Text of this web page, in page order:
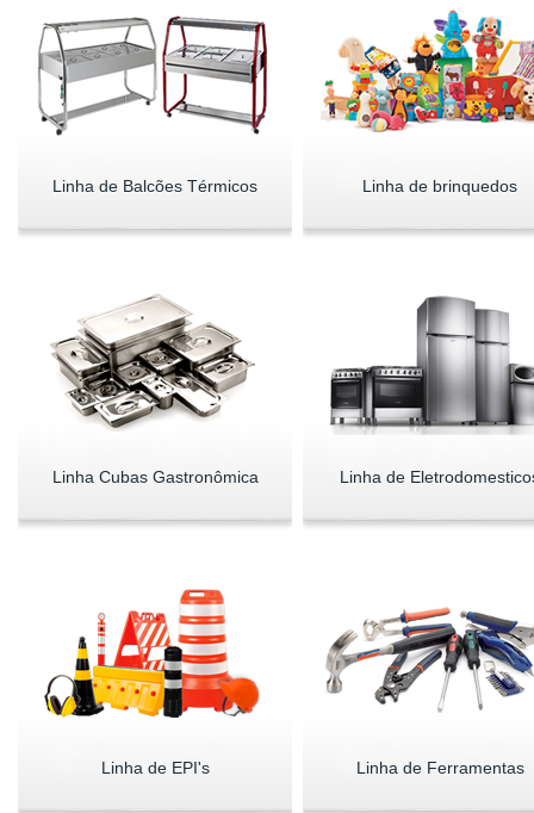
Linha de Balcões Térmicos Linha de brinquedos
Linha Cubas Gastronômica Linha de
Linha de EPI's Linha de Ferramentas